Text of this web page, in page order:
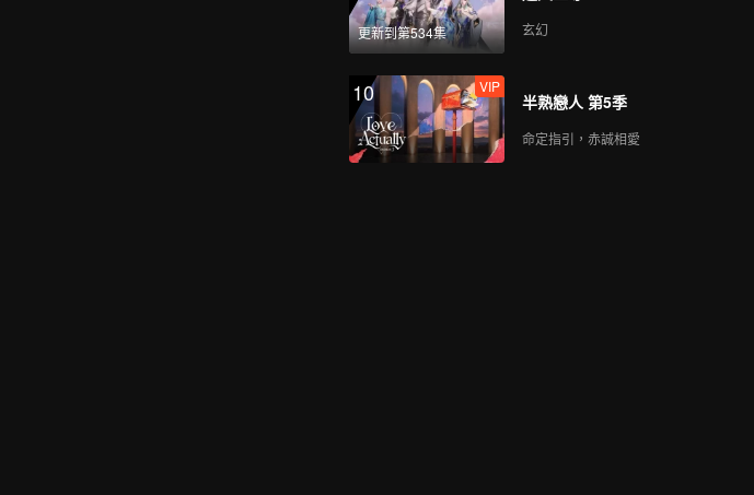
更新到第534集 玄幻
10 VIP
半熟戀人 第5季
命定指引，赤誠相愛